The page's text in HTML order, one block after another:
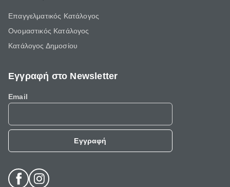
Επαγγελματικός Κατάλογος
Ονομαστικός Κατάλογος
Κατάλογος Δημοσίου
Εγγραφή στο Newsletter
Email
Εγγραφή